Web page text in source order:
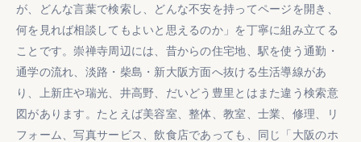
が、どんな言葉で検索し、どんな不安を持ってページを開き、
何を見れば相談してもよいと思えるのか」を丁寧に組み立てる
ことです。崇禅寺周辺には、昔からの住宅地、駅を使う通勤・
通学の流れ、淡路・柴島・新大阪方面へ抜ける生活導線があ
り、上新庄や瑞光、井高野、だいどう豊里とはまた違う検索意
図があります。たとえば美容室、整体、教室、士業、修理、リ
フォーム、写真サービス、飲食店であっても、同じ「大阪のホ